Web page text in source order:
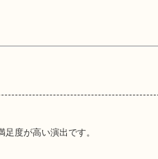
度が高い演出です。